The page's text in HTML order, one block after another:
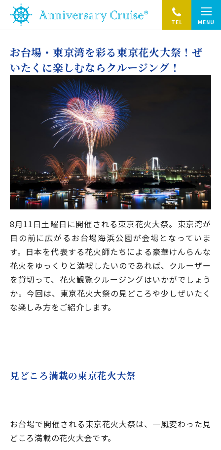
TEL MENU
お台場・東京湾を彩る東京花火大祭！ぜ
いたくに楽しむならクルージング！
8月11日土曜日に開催される東京花火大祭。東京湾が
目の前に広がるお台場海浜公園が会場となっていま
す。日本を代表する花火師たちによる豪華けんらんな
花火をゆっくりと満喫したいのであれば、クルーザー
を貸切って、花火観覧クルージングはいかがでしょう
か。今回は、東京花火大祭の見どころや少しぜいたく
な楽しみ方をご紹介します。
見どころ満載の東京花火大祭
お台場で開催される東京花火大祭は、一風変わった見
どころ満載の花火大会です。